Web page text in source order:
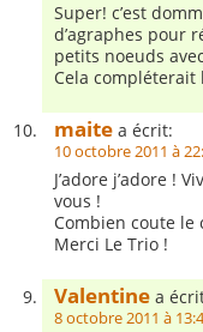
Super! c’est
d’agraphes pour
petits noeuds
Cela compléterait
maite a écrit:
10 octobre 2011 à
J’adore j’adore !
vous !
Combien coute le
Merci Le Trio !
Valentine a
8 octobre 2011 à